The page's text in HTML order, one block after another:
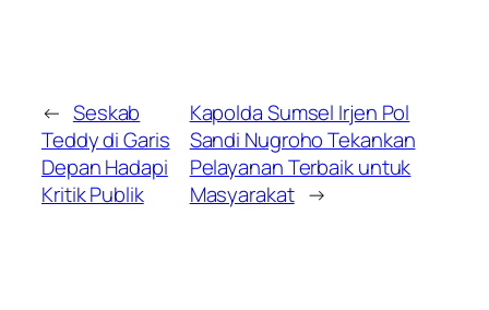
← Seskab
Teddy di Garis
Depan Hadapi
Kritik Publik
Kapolda Sumsel Irjen Pol
Sandi Nugroho Tekankan
Pelayanan Terbaik untuk
Masyarakat →